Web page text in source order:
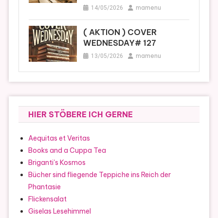
14/05/2026 mamenu
( AKTION ) COVER
WEDNESDAY# 127
13/05/2026 mamenu
HIER STÖBERE ICH GERNE
Aequitas et Veritas
Books and a Cuppa Tea
Briganti's Kosmos
Bücher sind fliegende Teppiche ins Reich der
Phantasie
Flickensalat
Giselas Lesehimmel